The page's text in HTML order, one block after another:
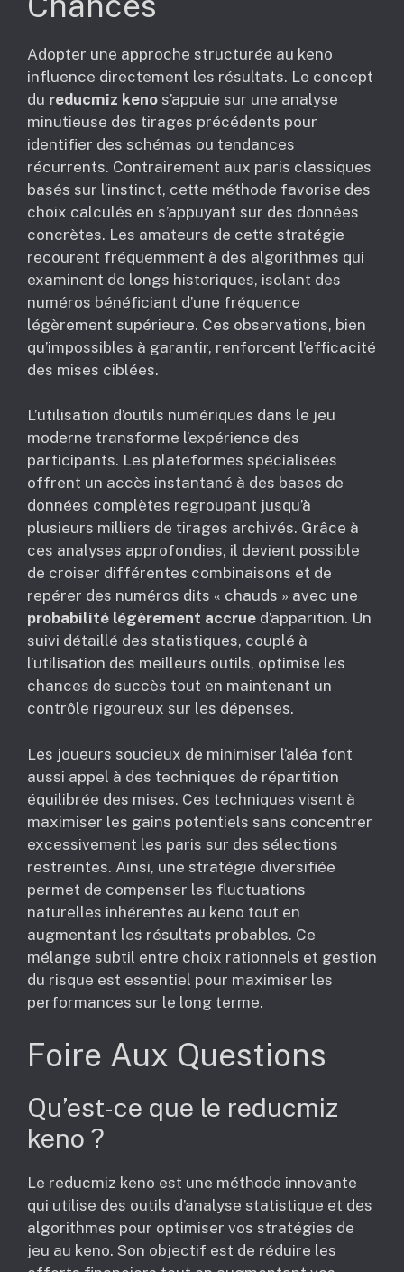
Adopter une approche structurée au keno
influence directement les résultats. Le concept
du reducmiz keno s’appuie sur une analyse
minutieuse des tirages précédents pour
identifier des schémas ou tendances
récurrents. Contrairement aux paris classiques
basés sur l’instinct, cette méthode favorise des
choix calculés en s’appuyant sur des données
concrètes. Les amateurs de cette stratégie
recourent fréquemment à des algorithmes qui
examinent de longs historiques, isolant des
numéros bénéficiant d’une fréquence
légèrement supérieure. Ces observations, bien
qu’impossibles à garantir, renforcent l’efficacité
des mises ciblées.
L’utilisation d’outils numériques dans le jeu
moderne transforme l’expérience des
participants. Les plateformes spécialisées
offrent un accès instantané à des bases de
données complètes regroupant jusqu’à
plusieurs milliers de tirages archivés. Grâce à
ces analyses approfondies, il devient possible
de croiser différentes combinaisons et de
repérer des numéros dits « chauds » avec une
probabilité légèrement accrue d’apparition. Un
suivi détaillé des statistiques, couplé à
l’utilisation des meilleurs outils, optimise les
chances de succès tout en maintenant un
contrôle rigoureux sur les dépenses.
Les joueurs soucieux de minimiser l’aléa font
aussi appel à des techniques de répartition
équilibrée des mises. Ces techniques visent à
maximiser les gains potentiels sans concentrer
excessivement les paris sur des sélections
restreintes. Ainsi, une stratégie diversifiée
permet de compenser les fluctuations
naturelles inhérentes au keno tout en
augmentant les résultats probables. Ce
mélange subtil entre choix rationnels et gestion
du risque est essentiel pour maximiser les
performances sur le long terme.
Foire Aux Questions
Qu’est-ce que le reducmiz
keno ?
Le reducmiz keno est une méthode innovante
qui utilise des outils d’analyse statistique et des
algorithmes pour optimiser vos stratégies de
jeu au keno. Son objectif est de réduire les